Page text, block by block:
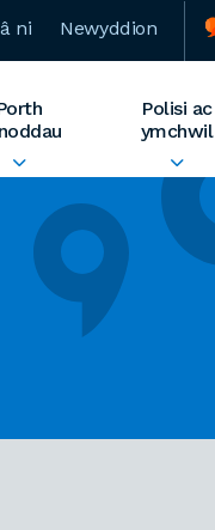
ni Newyddion
Polisi ac
ymchwil